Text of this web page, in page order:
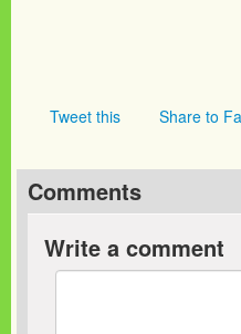
Tweet this Share to
Comments
Write a comment